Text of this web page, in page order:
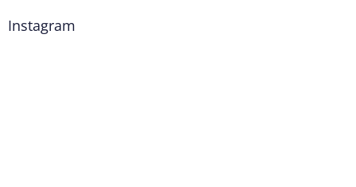
Instagram